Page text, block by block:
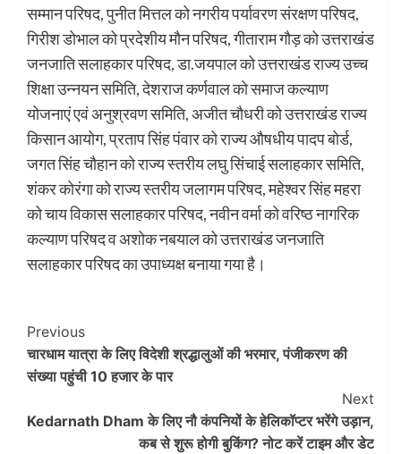
सम्मान परिषद, पुनीत मित्तल को नगरीय पर्यावरण संरक्षण परिषद,
गिरीश डोभाल को प्रदेशीय मौन परिषद, गीताराम गौड़ को उत्तराखंड
जनजाति सलाहकार परिषद, डा.जयपाल को उत्तराखंड राज्य उच्च
शिक्षा उन्नयन समिति, देशराज कर्णवाल को समाज कल्याण
योजनाएं एवं अनुश्रवण समिति, अजीत चौधरी को उत्तराखंड राज्य
किसान आयोग, प्रताप सिंह पंवार को राज्य औषधीय पादप बोर्ड,
जगत सिंह चौहान को राज्य स्तरीय लघु सिंचाई सलाहकार समिति,
शंकर कोरंगा को राज्य स्तरीय जलागम परिषद, महेश्वर सिंह महरा
को चाय विकास सलाहकार परिषद, नवीन वर्मा को वरिष्ठ नागरिक
कल्याण परिषद व अशोक नबयाल को उत्तराखंड जनजाति
सलाहकार परिषद का उपाध्यक्ष बनाया गया है।
Post
Navigation
Previous
चारधाम यात्रा के लिए विदेशी श्रद्धालुओं की भरमार, पंजीकरण की
संख्या पहुंची 10 हजार के पार
Next
Kedarnath Dham के लिए नौ कंपनियों के हेलिकॉप्‍टर भरेंगे उड़ान,
कब से शुरू होगी बुकिंग? नोट करें टाइम और डेट